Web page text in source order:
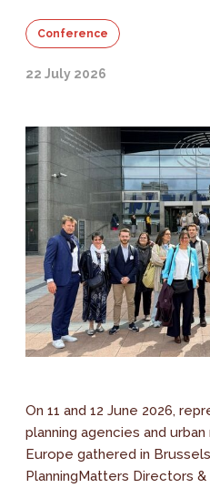
Conference
22 July 2026
On 11 and 12 June 2026,
planning agencies and
Europe gathered in
PlanningMatters Directors &